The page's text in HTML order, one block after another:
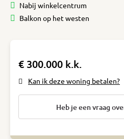
Nabij winkelcentrum
Balkon op het westen
€ 300.000 k.k.
Kan ik deze woning betalen?
Heb je een vraag